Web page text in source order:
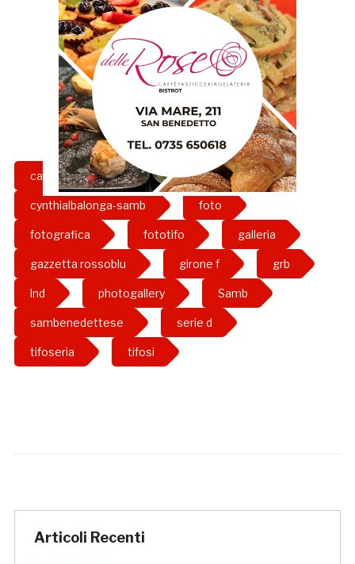
calcio cynthialbalonga
cynthialbalonga-samb foto
fotografica fototifo galleria
gazzetta rossoblu girone f grb
lnd photogallery Samb
sambenedettese serie d
tifoseria tifosi
Articoli Recenti